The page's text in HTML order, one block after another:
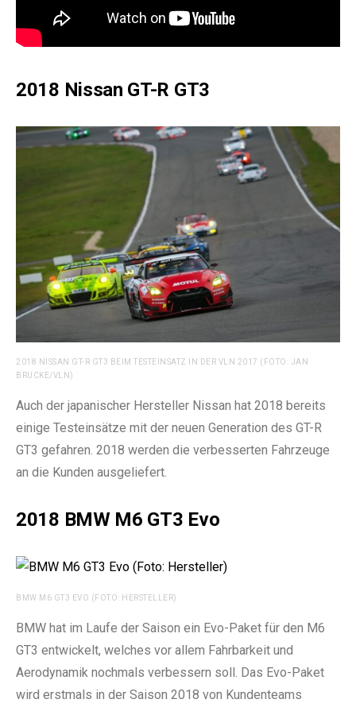
2018 Nissan GT-R GT3
2018 NISSAN GT-R GT3 BEIM TESTEINSATZ IN DER VLN 2017 (FOTO: JAN
BRUCKE/VLN)
Auch der japanischer Hersteller Nissan hat 2018 bereits
einige Testeinsätze mit der neuen Generation des GT-R
GT3 gefahren. 2018 werden die verbesserten Fahrzeuge
an die Kunden ausgeliefert.
2018 BMW M6 GT3 Evo
BMW M6 GT3 EVO (FOTO: HERSTELLER)
BMW hat im Laufe der Saison ein Evo-Paket für den M6
GT3 entwickelt, welches vor allem Fahrbarkeit und
Aerodynamik nochmals verbessern soll. Das Evo-Paket
wird erstmals in der Saison 2018 von Kundenteams